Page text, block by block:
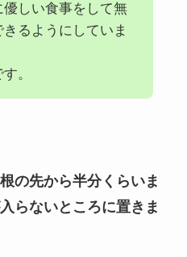
優しい食事をして無
るようにしていま
。
の先から半分くらいま
らないところに置きま